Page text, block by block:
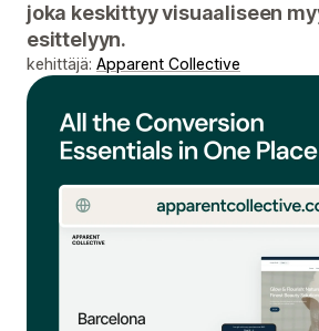
joka keskittyy visuaaliseen
esittelyyn.
kehittäjä: Apparent Collective